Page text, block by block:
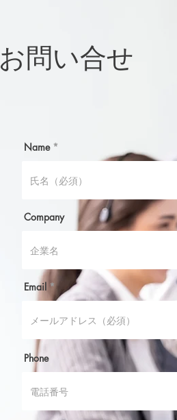
お問い合せ
Name
Company
Email
Phone